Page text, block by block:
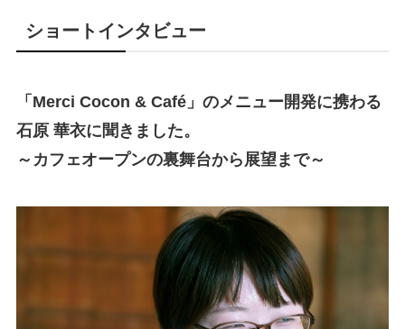
ショートインタビュー
「Merci Cocon & Café」のメニュー開発に携わる
石原 華衣に聞きました。
～カフェオープンの裏舞台から展望まで～